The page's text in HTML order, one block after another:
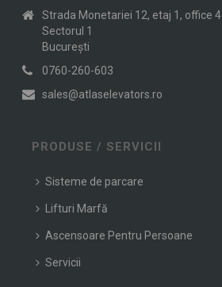
Strada Monetariei 12, etaj 1, office 4
Sectorul 1
Bucureşti
0760-260-603
sales@atlaselevators.ro
PRODUSE / SERVICII
Sisteme de parcare
Lifturi Marfă
Ascensoare Pentru Persoane
Servicii